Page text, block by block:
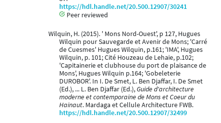
https://hdl.handle.net/20.500.12907/30241
Peer reviewed
Wilquin, H. (2015). ' Mons Nord-Ouest', p 127, Hugues
Wilquin pour Sauvegarde et Avenir de Mons; 'Carré
de Cuesmes' Hugues Wilquin, p.161; 'IMA', Hugues
Wilquin, p. 101; Cité Houzeau de Lehaie, p.102;
'Capitainerie et clubhouse du port de plaisance de
Mons', Hugues Wilquin p.164; 'Gobeleterie
DUROBOR'. In I. De Smet, L. Ben Djaffar, I. De Smet
(Ed.), ... L. Ben Djaffar (Ed.),Guide d'architecture
moderne et contemporaine de Mons et Coeur du
Hainaut. Mardaga et Cellule Architecture FWB.
https://hdl.handle.net/20.500.12907/32499